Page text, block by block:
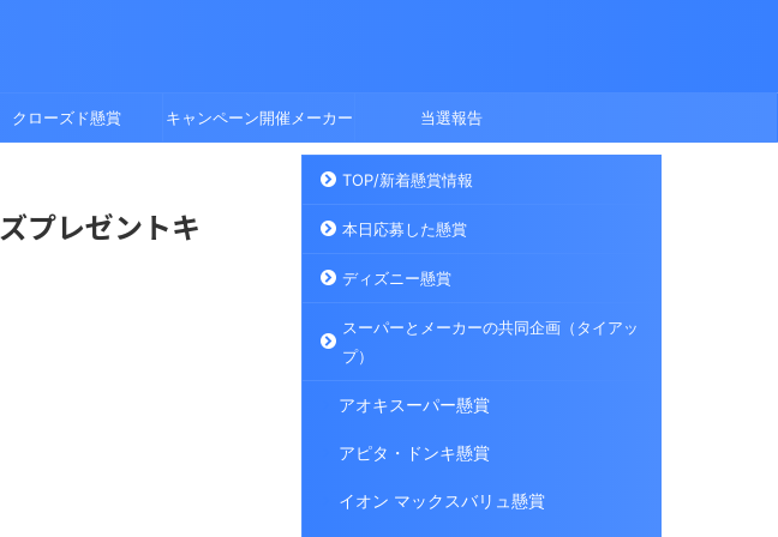
クローズド懸賞 キャンペーン開催メーカー 当選報告
プレゼントキ
TOP/新着懸賞情報
本日応募した懸賞
ディズニー懸賞
スーパーとメーカーの共同企画（タイアッ
プ）
アオキスーパー懸賞
アピタ・ドンキ懸賞
イオン マックスバリュ懸賞